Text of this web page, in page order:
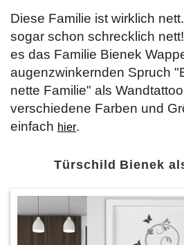
Diese Familie ist wirklich
sogar schon schrecklich
es das Familie Bienek
augenzwinkernden Spruch
nette Familie" als
verschiedene Farben und
einfach hier.
Türschild Bienek